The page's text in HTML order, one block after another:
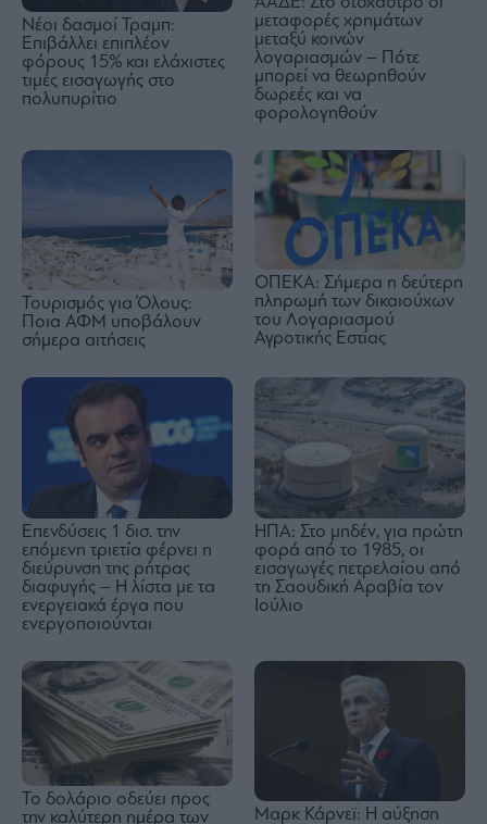
Nέοι δασμοί Τραμπ:
Επιβάλλει επιπλέον
φόρους 15% και ελάχιστες
τιμές εισαγωγής στο
πολυπυρίτιο
μεταφορές χρημάτων
μεταξύ κοινών
λογαριασμών – Πότε
μπορεί να θεωρηθούν
δωρεές και να
φορολογηθούν
Τουρισμός για Όλους:
Ποια ΑΦΜ υποβάλουν
σήμερα αιτήσεις
ΟΠΕΚΑ: Σήμερα η δεύτερη
πληρωμή των δικαιούχων
του Λογαριασμού
Αγροτικής Εστίας
Επενδύσεις 1 δισ. την
επόμενη τριετία φέρνει η
διεύρυνση της ρήτρας
διαφυγής – Η λίστα με τα
ενεργειακά έργα που
ενεργοποιούνται
ΗΠΑ: Στο μηδέν, για πρώτη
φορά από το 1985, οι
εισαγωγές πετρελαίου από
τη Σαουδική Αραβία τον
Ιούλιο
Το δολάριο οδεύει προς
την καλύτερη ημέρα των
Μαρκ Κάρνεϊ: Η αύξηση